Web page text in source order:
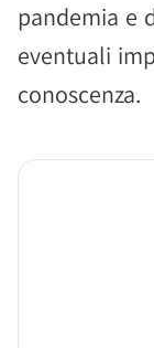
pandemia e
eventuali
conoscenza.